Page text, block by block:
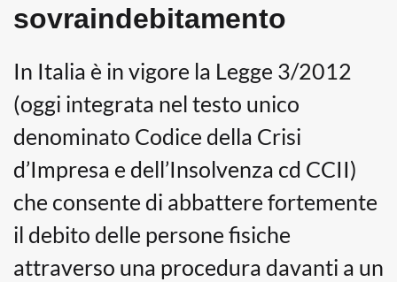
sovraindebitamento
In Italia è in vigore la Legge 3/2012
(oggi integrata nel testo unico
denominato Codice della Crisi
d’Impresa e dell’Insolvenza cd CCII)
che consente di abbattere fortemente
il debito delle persone fisiche
attraverso una procedura davanti a un